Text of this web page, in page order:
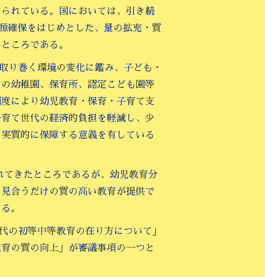
れている。国においては、引き続
確保をはじめとした、量の拡充・質
ころである。
巻く環境の変化に鑑み、子ども・
幼稚園、保育所、認定こども園等
により幼児教育・保育・子育て支
て世代の経済的負担を軽減し、少
質的に保障する意義を有している
きたところであるが、幼児教育分
合うだけの質の高い教育が提供で
。
初等中等教育の在り方について」
の質の向上」が審議事項の一つと